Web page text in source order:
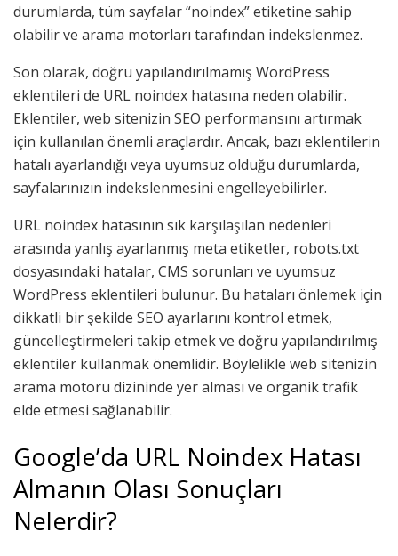
durumlarda, tüm sayfalar “noindex” etiketine sahip
olabilir ve arama motorları tarafından indekslenmez.
Son olarak, doğru yapılandırılmamış WordPress
eklentileri de URL noindex hatasına neden olabilir.
Eklentiler, web sitenizin SEO performansını artırmak
için kullanılan önemli araçlardır. Ancak, bazı eklentilerin
hatalı ayarlandığı veya uyumsuz olduğu durumlarda,
sayfalarınızın indekslenmesini engelleyebilirler.
URL noindex hatasının sık karşılaşılan nedenleri
arasında yanlış ayarlanmış meta etiketler, robots.txt
dosyasındaki hatalar, CMS sorunları ve uyumsuz
WordPress eklentileri bulunur. Bu hataları önlemek için
dikkatli bir şekilde SEO ayarlarını kontrol etmek,
güncelleştirmeleri takip etmek ve doğru yapılandırılmış
eklentiler kullanmak önemlidir. Böylelikle web sitenizin
arama motoru dizininde yer alması ve organik trafik
elde etmesi sağlanabilir.
Google’da URL Noindex Hatası
Almanın Olası Sonuçları
Nelerdir?